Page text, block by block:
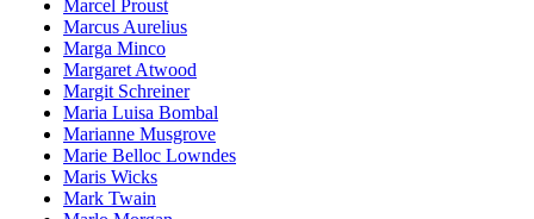
Marcel Proust
Marcus Aurelius
Marga Minco
Margaret Atwood
Margit Schreiner
Maria Luisa Bombal
Marianne Musgrove
Marie Belloc Lowndes
Maris Wicks
Mark Twain